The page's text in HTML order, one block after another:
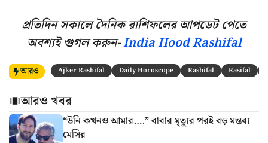
প্রতিদিন সকালে দৈনিক রাশিফলের আপডেট পেতে
অবশ্যই গুগল করুন-India Hood Rashifal
আরও Ajker Rashifal Daily Horoscope Rashifal Rasifal
আরও খবর
“উনি কখনও আমার….” বাবার মৃত্যুর পরই বড় মন্তব্য
মেসির